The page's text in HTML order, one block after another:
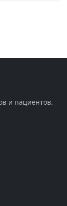
и пациентов.